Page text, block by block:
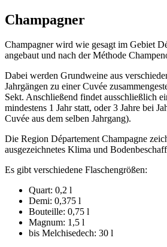
Champagner
Champagner wird wie gesagt im Gebiet
angebaut und nach der Méthode
Dabei werden Grundweine aus
Jahrgängen zu einer Cuvée
Sekt. Anschließend findet ausschließlich
mindestens 1 Jahr statt, oder 3 Jahre bei
Cuvée aus dem selben Jahrgang).
Die Region Département Champagne
ausgezeichnetes Klima und
Es gibt verschiedene Flaschengrößen:
Quart: 0,2 l
Demi: 0,375 l
Bouteille: 0,75 l
Magnum: 1,5 l
bis Melchisedech: 30 l